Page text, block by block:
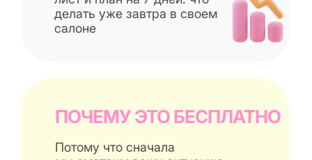
Если мы понимаем, что можем
все равно уйдете с планом и